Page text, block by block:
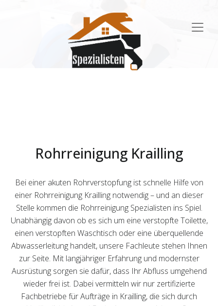
Rohrreinigung Krailling
Bei einer akuten Rohrverstopfung ist schnelle Hilfe von
einer Rohrreinigung Krailling notwendig – und an dieser
Stelle kommen die Rohrreinigung Spezialisten ins Spiel.
Unabhängig davon ob es sich um eine verstopfte Toilette,
einen verstopften Waschtisch oder eine überquellende
Abwasserleitung handelt, unsere Fachleute stehen Ihnen
zur Seite. Mit langjähriger Erfahrung und modernster
Ausrüstung sorgen sie dafür, dass Ihr Abfluss umgehend
wieder frei ist. Dabei vermitteln wir nur zertifizierte
Fachbetriebe für Aufträge in Krailling, die sich durch